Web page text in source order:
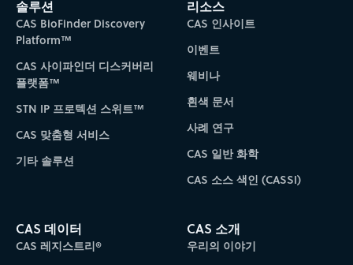
솔루션
CAS BioFinder Discovery
Platform™
CAS 사이파인더 디스커버리
플랫폼™
STN IP 프로텍션 스위트™
CAS 맞춤형 서비스
기타 솔루션
리소스
CAS 인사이트
이벤트
웨비나
흰색 문서
사례 연구
CAS 일반 화학
CAS 소스 색인 (CASSI)
CAS 데이터
CAS 레지스트리®
CAS 소개
우리의 이야기